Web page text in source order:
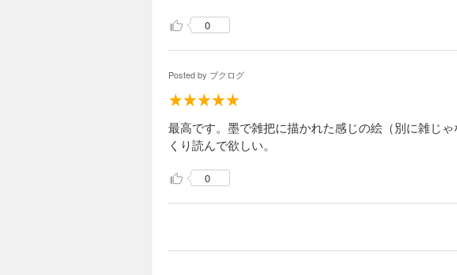
0
Posted by ブクログ
最高です。墨で雑把に描かれた感じの絵（別に雑じ
くり読んで欲しい。
0